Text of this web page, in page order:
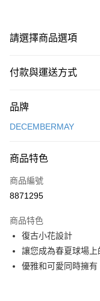
請選擇商品選項
付款與運送方式
信用卡一次付款
LINE Pay
Apple Pay
全盈+PAY
ATM付款
品牌
DECEMBERMAY
商品特色
商品編號
8871295
商品特色
復古小花設計
讓您成為春夏球場上
優雅和可愛同時擁有